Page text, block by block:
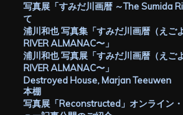
写真展「すみだ川画暦 ～The Sumida
て
浦川和也 写真集「すみだ川画暦（えご
RIVER ALMANAC〜」
浦川和也 写真展「すみだ川画暦（えご
RIVER ALMANAC〜」
Destroyed House, Marjan Teeuwen
本棚
写真展「Reconstructed」オンライン